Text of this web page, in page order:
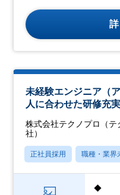
未経験エンジニア（
人に合わせた研修充
株式会社テクノプロ（
社）
正社員採用 職種・業界
◆